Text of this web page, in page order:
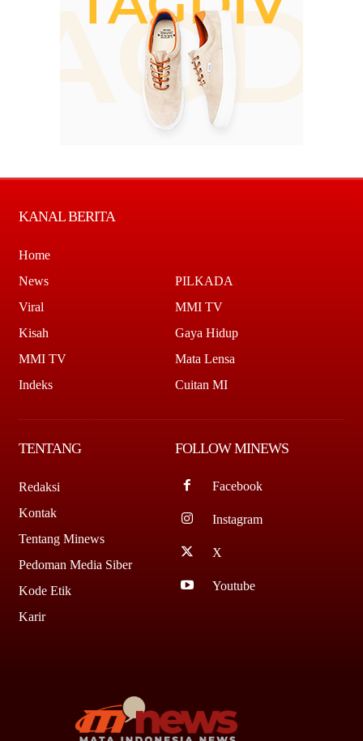
KANAL BERITA
Home
News
Viral
Kisah
MMI TV
Indeks
PILKADA
MMI TV
Gaya Hidup
Mata Lensa
Cuitan MI
TENTANG
Redaksi
Kontak
Tentang Minews
Pedoman Media Siber
Kode Etik
Karir
FOLLOW MINEWS
Facebook
Instagram
X
Youtube